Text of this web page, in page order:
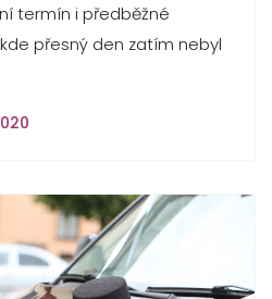
termín i předběžné
přesný den zatím nebyl